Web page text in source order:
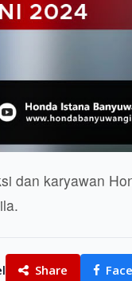
dan karyawan
Share